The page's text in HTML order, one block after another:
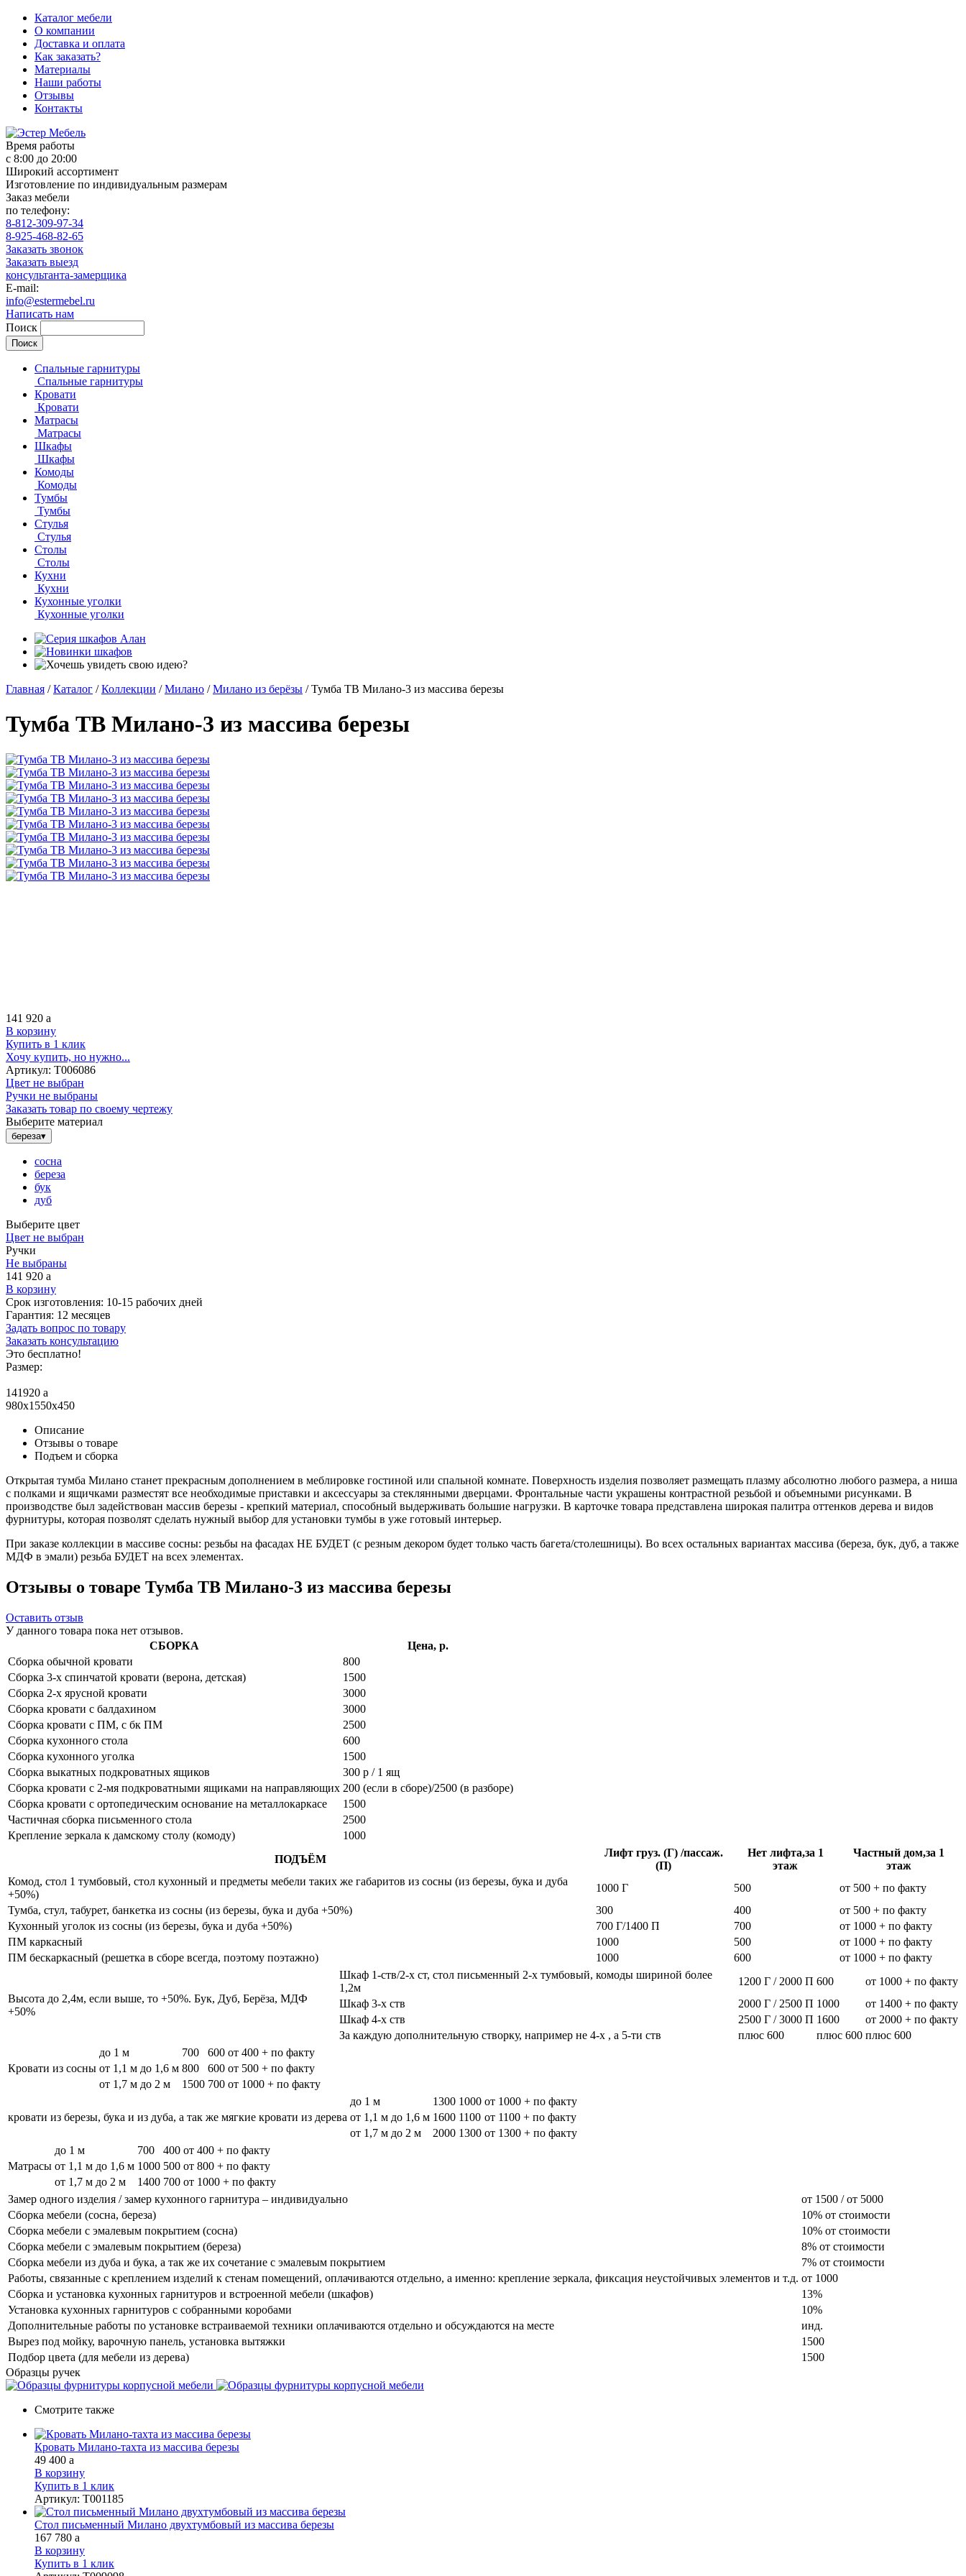
Каталог мебели
О компании
Доставка и оплата
Как заказать?
Материалы
Наши работы
Отзывы
Контакты
Время работы
с 8:00 до 20:00
Широкий ассортимент
Изготовление по индивидуальным размерам
Заказ мебели
по телефону:
8-812-309-97-34
8-925-468-82-65
Заказать звонок
Заказать выезд
консультанта-замерщика
E-mail:
info@estermebel.ru
Написать нам
Поиск
Спальные гарнитуры
Спальные гарнитуры
Кровати
Кровати
Матрасы
Матрасы
Шкафы
Шкафы
Комоды
Комоды
Тумбы
Тумбы
Стулья
Стулья
Столы
Столы
Кухни
Кухни
Кухонные уголки
Кухонные уголки
Главная / Каталог / Коллекции / Милано / Милано из берёзы / Тумба ТВ Милано-3 из массива березы
Тумба ТВ Милано-3 из массива березы
141 920 a
В корзину
Купить в 1 клик
Хочу купить, но нужно...
Артикул: Т006086
Цвет не выбран
Ручки не выбраны
Заказать товар по своему чертежу
Выберите материал
береза▾
сосна
береза
бук
дуб
Выберите цвет
Цвет не выбран
Ручки
Не выбраны
141 920 a
В корзину
Срок изготовления: 10-15 рабочих дней
Гарантия: 12 месяцев
Задать вопрос по товару
Заказать консультацию
Это бесплатно!
Размер:
141920 a
980x1550x450
Описание
Отзывы о товаре
Подъем и сборка
Открытая тумба Милано станет прекрасным дополнением в меблировке гостиной или спальной комнате. Поверхность изделия позволяет размещать плазму абсолютно любого размера, а ниша
с полками и ящичками разместят все необходимые приставки и аксессуары за стеклянными дверцами. Фронтальные части украшены контрастной резьбой и объемными рисунками. В
производстве был задействован массив березы - крепкий материал, способный выдерживать большие нагрузки. В карточке товара представлена широкая палитра оттенков дерева и видов
фурнитуры, которая позволят сделать нужный выбор для установки тумбы в уже готовый интерьер.
При заказе коллекции в массиве сосны: резьбы на фасадах НЕ БУДЕТ (с резным декором будет только часть багета/столешницы). Во всех остальных вариантах массива (береза, бук, дуб, а также
МДФ в эмали) резьба БУДЕТ на всех элементах.
Отзывы о товаре Тумба ТВ Милано-3 из массива березы
Оставить отзыв
У данного товара пока нет отзывов.
СБОРКА
Цена, р.
Сборка обычной кровати
800
Сборка 3-х спинчатой кровати (верона, детская)
1500
Сборка 2-х ярусной кровати
3000
Сборка кровати с балдахином
3000
Сборка кровати с ПМ, с бк ПМ
2500
Сборка кухонного стола
600
Сборка кухонного уголка
1500
Сборка выкатных подкроватных ящиков
300 р / 1 ящ
Сборка кровати с 2-мя подкроватными ящиками на направляющих 200 (если в сборе)/2500 (в разборе)
Сборка кровати с ортопедическим основание на металлокаркасе
1500
Частичная сборка письменного стола
2500
Крепление зеркала к дамскому столу (комоду)
1000
ПОДЪЁМ
Лифт груз. (Г) /пассаж.
(П)
Нет лифта,за 1
этаж
Частный дом,за 1
этаж
Комод, стол 1 тумбовый, стол кухонный и предметы мебели таких же габаритов из сосны (из березы, бука и дуба
+50%)
1000 Г 500
от 500 + по факту
Тумба, стул, табурет, банкетка из сосны (из березы, бука и дуба +50%)
300 400
от 500 + по факту
Кухонный уголок из сосны (из березы, бука и дуба +50%)
700 Г/1400 П 700
от 1000 + по факту
ПМ каркасный
1000 500
от 1000 + по факту
ПМ бескаркасный (решетка в сборе всегда, поэтому поэтажно)
1000 600 от 1000 + по факту
Высота до 2,4м, если выше, то +50%. Бук, Дуб, Берёза, МДФ
+50%
Шкаф 1-ств/2-х ст, стол письменный 2-х тумбовый, комоды шириной более
1,2м
1200 Г / 2000 П 600
от 1000 + по факту
Шкаф 3-х ств
2000 Г / 2500 П 1000
от 1400 + по факту
Шкаф 4-х ств
2500 Г / 3000 П 1600
от 2000 + по факту
За каждую дополнительную створку, например не 4-х , а 5-ти ств
плюс 600 плюс 600 плюс 600
Кровати из сосны
до 1 м 700 600 от 400 + по факту
от 1,1 м до 1,6 м 800 600 от 500 + по факту
от 1,7 м до 2 м
1500 700 от 1000 + по факту
кровати из березы, бука и из дуба, а так же мягкие кровати из дерева
до 1 м 1300 1000 от 1000 + по факту
от 1,1 м до 1,6 м 1600 1100 от 1100 + по факту
от 1,7 м до 2 м
2000 1300 от 1300 + по факту
Матрасы
до 1 м 700 400 от 400 + по факту
от 1,1 м до 1,6 м 1000 500 от 800 + по факту
от 1,7 м до 2 м
1400 700 от 1000 + по факту
Замер одного изделия / замер кухонного гарнитура – индивидуально
от 1500 / от 5000
Сборка мебели (сосна, береза)
10% от стоимости
Сборка мебели с эмалевым покрытием (сосна)
10% от стоимости
Сборка мебели с эмалевым покрытием (береза)
8% от стоимости
Сборка мебели из дуба и бука, а так же их сочетание с эмалевым покрытием
7% от стоимости
Работы, связанные с креплением изделий к стенам помещений, оплачиваются отдельно, а именно: крепление зеркала, фиксация неустойчивых элементов и т.д. от 1000
Сборка и установка кухонных гарнитуров и встроенной мебели (шкафов)
13%
Установка кухонных гарнитуров с собранными коробами
10%
Дополнительные работы по установке встраиваемой техники оплачиваются отдельно и обсуждаются на месте
инд.
Вырез под мойку, варочную панель, установка вытяжки
1500
Подбор цвета (для мебели из дерева)
1500
Образцы ручек
Смотрите также
Кровать Милано-тахта из массива березы
49 400 a
В корзину
Купить в 1 клик
Артикул: Т001185
Стол письменный Милано двухтумбовый из массива березы
167 780 a
В корзину
Купить в 1 клик